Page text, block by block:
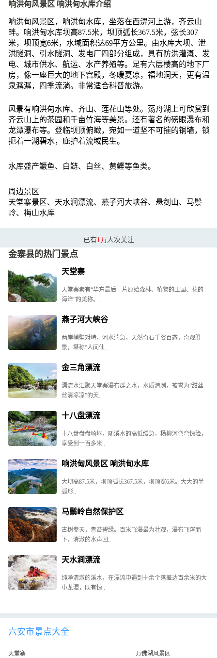
响洪甸风景区 响洪甸水库介绍
响洪甸风景区，响洪甸水库，坐落在西淠河上游，齐云山
畔。响洪甸水库坝高87.5米，坝顶弧长367.5米，弦长307
米，坝顶宽6米，水域面积达69平方公里。由水库大坝、泄
洪隧洞、引水隧洞、发电厂四部分组成，具有防洪灌溉、发
电、城市供水、航运、水产养殖等。足有六层楼高的地下厂
房，像一座巨大的地下宫殿，冬暖夏凉，福地洞天，更有温
泉潺潺，四季流淌。非常适合科普旅游。
风景有响洪甸水库、齐山、莲花山等处。荡舟湖上可欣赏到
齐云山上的茶园和千亩竹海等美景。还有著名的磅眼瀑布和
龙潭瀑布等。登临坝顶俯瞰，宛如一道坚不可摧的铜墙，锁
扼着一湖碧水，庇护着流域民生。
水库盛产鳜鱼、白鲢、白丝、黄鲣等鱼类。
周边景区
天堂寨景区、天水涧漂流、燕子河大峡谷、悬剑山、马鬃
岭、梅山水库
已有1万 人次关注
金寨县的热门景点
天堂寨
天堂寨素有“华东最后一片原始森林、植物的王国、花的
海洋”的美称。..
燕子河大峡谷
两岸峭壁对峙，河水湍急，天然奇石千姿百态，奇观胜
景，堪称“人间仙..
金三角漂流
漂流水汇聚天堂寨瀑布群之水，水质清冽，被誉为“甜丝
丝清凉凉”的天..
十八盘漂流
十八盘盘盘崎岖，随溪水的高低缓急，杨柳河弯弯惊险，
享受到一百多米..
响洪甸风景区 响洪甸水库
大坝高87.5米，坝顶弧长367.5米，坝顶宽6米。大大的半
弧形..
马鬃岭自然保护区
古树参天，青苔碧绿。百米飞瀑最为壮观，瀑布飞泻而
下，清澈的水声回..
天水涧漂流
纯净清澈的溪水，在漂流中遇到十余个落差达百余米的大
小龙潭，既有惊..
六安市景点大全
天堂寨 万佛湖风景区